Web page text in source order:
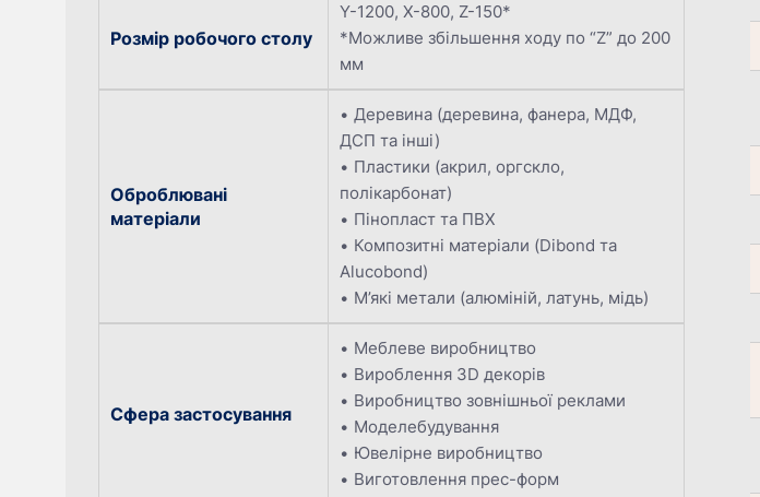
Розмір робочого столу
Y-1200, X-800, Z-150*
*Можливе збільшення ходу по “Z” до 200
мм
Оброблювані
матеріали
Деревина (деревина, фанера, МДФ,
ДСП та інші)
Пластики (акрил, оргскло,
полікарбонат)
Пінопласт та ПВХ
Композитні матеріали (Dibond та
Alucobond)
М’які метали (алюміній, латунь, мідь)
Сфера застосування
Меблеве виробництво
Вироблення 3D декорів
Виробництво зовнішньої реклами
Моделебудування
Ювелірне виробництво
Виготовлення прес-форм